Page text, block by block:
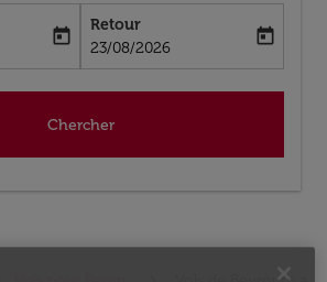
date-aria-label
today
Retour
fc-booking-return-date-aria-label
23/08/2026
today
Chercher